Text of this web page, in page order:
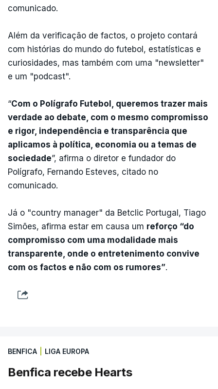
comunicado.
Além da verificação de factos, o projeto contará
com histórias do mundo do futebol, estatísticas e
curiosidades, mas também com uma "newsletter"
e um "podcast".
“Com o Polígrafo Futebol, queremos trazer mais
verdade ao debate, com o mesmo compromisso
e rigor, independência e transparência que
aplicamos à política, economia ou a temas de
sociedade”, afirma o diretor e fundador do
Polígrafo, Fernando Esteves, citado no
comunicado.
Já o "country manager" da Betclic Portugal, Tiago
Simões, afirma estar em causa um reforço “do
compromisso com uma modalidade mais
transparente, onde o entretenimento convive
com os factos e não com os rumores”.
BENFICA LIGA EUROPA
Benfica recebe Hearts